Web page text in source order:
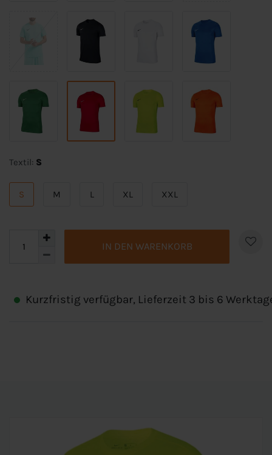
Textil: S
S M L XL XXL
IN DEN WARENKORB
Kurzfristig verfügbar, Lieferzeit 3 bis 6